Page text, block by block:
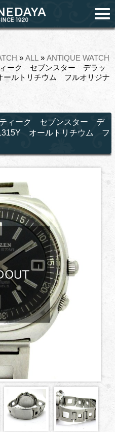
» ALL » ANTIQUE WATCH
ーク セブンスター デラッ
ルトリチウム フルオリジナ
ィーク セブンスター デ
オールトリチウム フ